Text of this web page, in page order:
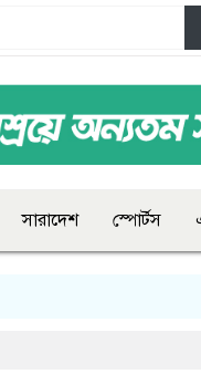
সারাদেশ স্পোর্টস